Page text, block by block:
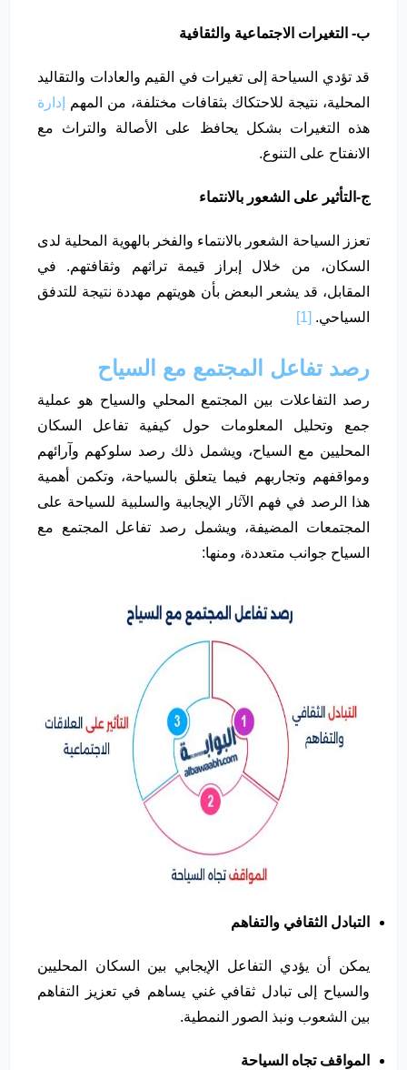
ب- التغيرات الاجتماعية والثقافية
قد تؤدي السياحة إلى تغيرات في القيم والعادات والتقاليد
المحلية، نتيجة للاحتكاك بثقافات مختلفة، من المهم
إدارة
هذه التغيرات بشكل يحافظ على الأصالة والتراث مع
الانفتاح على التنوع.
ج-التأثير على الشعور بالانتماء
تعزز السياحة الشعور بالانتماء والفخر بالهوية المحلية لدى
السكان، من خلال إبراز قيمة تراثهم وثقافتهم. في
المقابل، قد يشعر البعض بأن هويتهم مهددة نتيجة للتدفق
السياحي. [1]
رصد تفاعل المجتمع مع السياح
رصد التفاعلات بين المجتمع المحلي والسياح هو عملية
جمع وتحليل المعلومات حول كيفية تفاعل السكان
المحليين مع السياح، ويشمل ذلك رصد سلوكهم وآرائهم
ومواقفهم وتجاربهم فيما يتعلق بالسياحة، وتكمن أهمية
هذا الرصد في فهم الآثار الإيجابية والسلبية للسياحة على
المجتمعات المضيفة، ويشمل رصد تفاعل المجتمع مع
السياح جوانب متعددة، ومنها:
التبادل الثقافي والتفاهم
يمكن أن يؤدي التفاعل الإيجابي بين السكان المحليين
والسياح إلى تبادل ثقافي غني يساهم في تعزيز التفاهم
بين الشعوب ونبذ الصور النمطية.
المواقف تجاه السياحة